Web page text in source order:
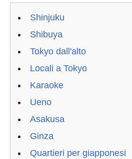
Shinjuku
Shibuya
Tokyo dall'alto
Locali a Tokyo
Karaoke
Ueno
Asakusa
Ginza
Quartieri per giapponesi